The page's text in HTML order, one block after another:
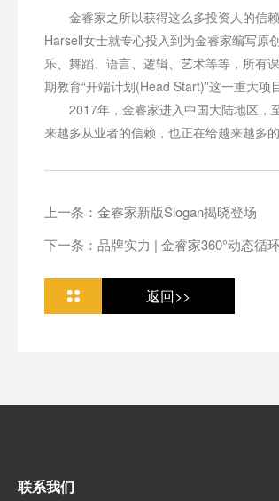
金睿家之所以获得这么多投资人的信赖
Harsell女士就专心投入到为金睿家编写原
乐、舞蹈、语言、逻辑、艺术等等，所有
期教育“开端计划(Head Start)”这一重大项
2017年，金睿家进入中国大陆地区，至
来越多从业者的信赖，也正在给越来越多
上一条：金睿家新版Slogan揭晓登场
下一条：品牌实力 | 金睿家360°动态循
返回>>
联系我们